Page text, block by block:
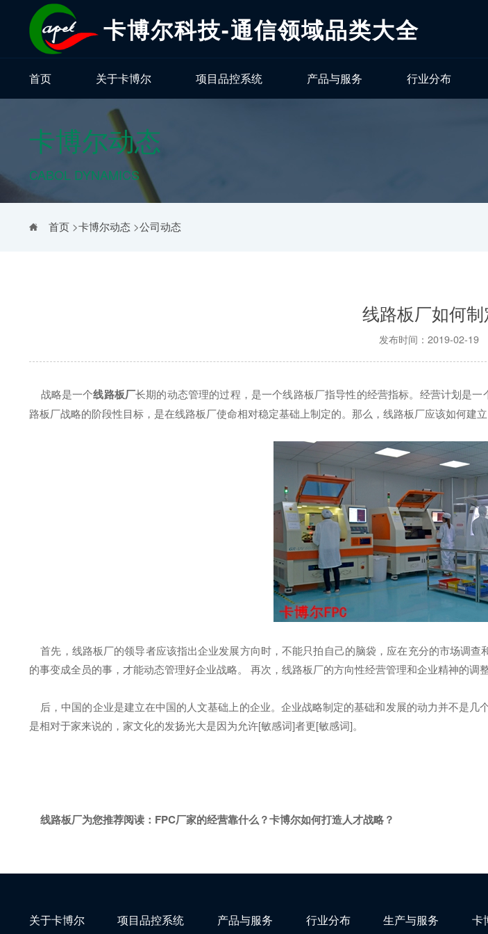
卡博尔科技-通信领域品类大全
首页 关于卡博尔 项目品控系统 产品与服务 行业分布
卡博尔动态
CABOL DYNAMICS
首页>卡博尔动态>公司动态
线路板厂如何
发布时间：2019-02-
战略是一个线路板厂长期的动态管理的过程，是一个线路板厂指导性的经营指标。经营计划是
路板厂战略的阶段性目标，是在线路板厂使命相对稳定基础上制定的。那么，线路板厂应该如何建
首先，线路板厂的领导者应该指出企业发展方向时，不能只拍自己的脑袋，应在充分的市场调
的事变成全员的事，才能动态管理好企业战略。 再次，线路板厂的方向性经营管理和企业精神的调整
后，中国的企业是建立在中国的人文基础上的企业。企业战略制定的基础和发展的动力并不是
是相对于家来说的，家文化的发扬光大是因为允许[敏感词]者更[敏感词]。
线路板厂为您推荐阅读： FPC厂家的经营靠什么？卡博尔如何打造人才战略？
关于卡博尔 项目品控系统 产品与服务 行业分布 生产与服务 卡